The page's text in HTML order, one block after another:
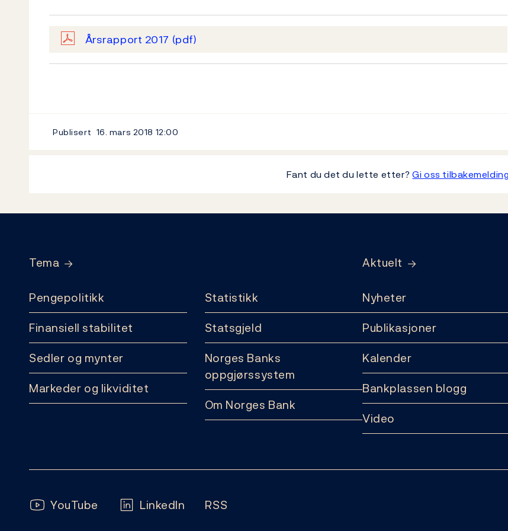
Årsrapport 2017 (pdf)
Publisert 16. mars 2018 12:00
Fant du det du lette etter?Gi oss tilbakemelding
Tema
Pengepolitikk
Finansiell stabilitet
Sedler og mynter
Markeder og likviditet
Statistikk
Statsgjeld
Norges Banks
oppgjørssystem
Om Norges Bank
Aktuelt
Nyheter
Publikasjoner
Kalender
Bankplassen blogg
Video
Følg oss:
YouTube LinkedIn RSS